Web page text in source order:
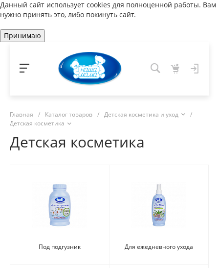
Данный сайт использует cookies для полноценной работы. Вам
нужно принять это, либо покинуть сайт.
Принимаю
Главная / Каталог товаров / Детская косметика и уход
/
Детская косметика
Детская косметика
Под подгузник Для ежедневного ухода